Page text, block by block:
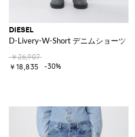
DIESEL
D-Livery-W-Short デニムショーツ
￥26,907
￥18,835
-30%